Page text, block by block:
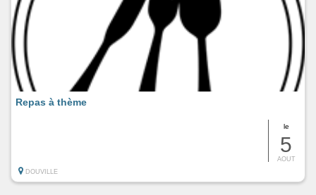
le
5
AOUT
Repas à thème
DOUVILLE